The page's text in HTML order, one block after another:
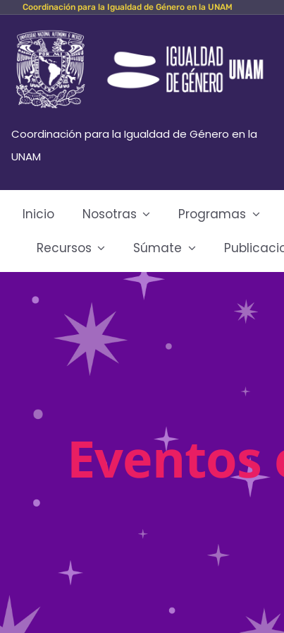
Skip
content
Coordinación para la Igualdad de Género en la UNAM
Coordinación para la Igualdad de Género en la
UNAM
Inicio Nosotras Programas
Recursos
Súmate
Eventos